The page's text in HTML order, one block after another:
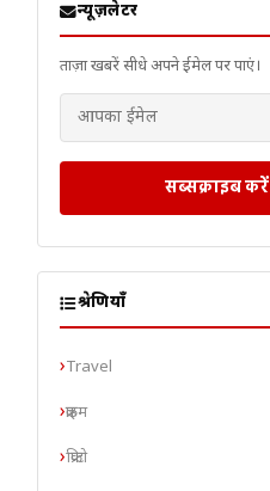
न्यूज़लेटर
ताज़ा खबरें सीधे अपने ईमेल पर पाएं।
सब्सक्राइब करें
श्रेणियाँ
Travel
क्राइम
क्रिप्टो